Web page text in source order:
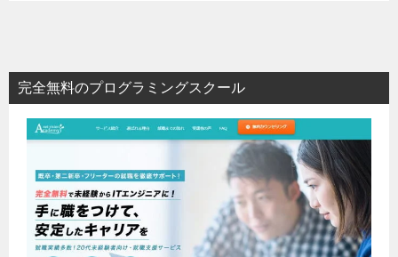
完全無料のプログラミングスクール